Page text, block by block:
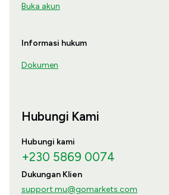
Buka akun
Informasi hukum
Dokumen
Hubungi Kami
Hubungi kami
+230 5869 0074
Dukungan Klien
support.mu@gomarkets.com